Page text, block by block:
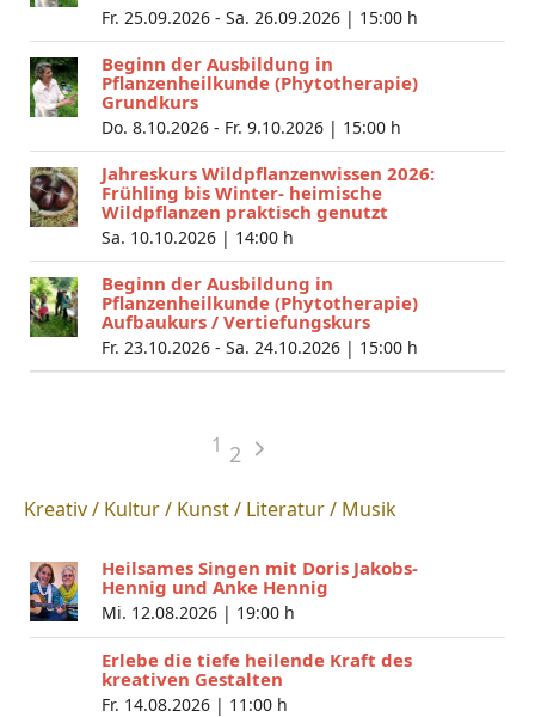
Fr. 25.09.2026 - Sa. 26.09.2026 | 15:00 h
Beginn der Ausbildung in
Pflanzenheilkunde (Phytotherapie)
Grundkurs
Do. 8.10.2026 - Fr. 9.10.2026 | 15:00 h
Jahreskurs Wildpflanzenwissen 2026:
Frühling bis Winter- heimische
Wildpflanzen praktisch genutzt
Sa. 10.10.2026 | 14:00 h
Beginn der Ausbildung in
Pflanzenheilkunde (Phytotherapie)
Aufbaukurs / Vertiefungskurs
Fr. 23.10.2026 - Sa. 24.10.2026 | 15:00 h
1 2
Kreativ / Kultur / Kunst / Literatur / Musik
Heilsames Singen mit Doris Jakobs-
Hennig und Anke Hennig
Mi. 12.08.2026 | 19:00 h
Erlebe die tiefe heilende Kraft des
kreativen Gestalten
Fr. 14.08.2026 | 11:00 h